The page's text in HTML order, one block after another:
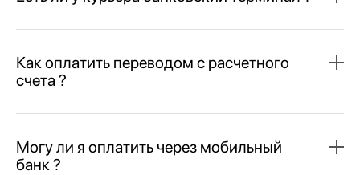
Как оплатить переводом с расчетного
счета ?
Могу ли я оплатить через мобильный
банк ?